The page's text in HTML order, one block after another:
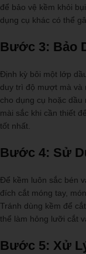
để bảo vệ kềm khỏi
dụng cụ khác có thể
Bước 3: Bảo
Định kỳ bôi một lớp
duy trì độ mượt mà và
cho dụng cụ hoặc
mài sắc khi cần thiết
tốt nhất.
Bước 4: Sử
Để kềm luôn sắc bén
đích cắt móng tay,
Tránh dùng kềm để
thể làm hỏng lưỡi cắt
Bước 5: Xử